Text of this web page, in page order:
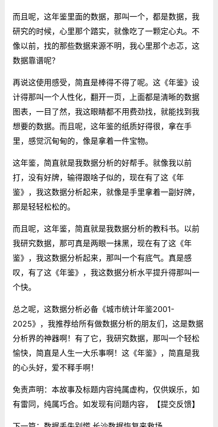
而且呢，这年鉴里面的数据，那叫一个，都是数据，我
研究的时候，心里那个踏实，就像吃了一颗定心丸。不
像以前，找的那些数据来源不明，我心里那个忐忑，这
数据靠谱呢？
再说这使用感受，简直是棒得不得了呢。这《年鉴》设
计得那叫一个人性化，翻开一页，上面都是清晰的数据
图表，一目了然，我这眼睛都不用费劲找，就能找到我
想要的数据。而且呢，这年鉴的纸质好得很，拿在手
里，感觉沉甸甸的，像是拿着一件宝物。
这年鉴，简直就是我数据分析的好帮手。就像我以前
打，没有好牌，输得跟啥子似的，现在有了这《年
鉴》，我这数据分析起来，就像是手里拿着一副好牌，
那是轻轻松松的。
而且呢，这年鉴，简直就是我数据分析的教科书。以前
我研究数据，那可真是两眼一抹黑，现在有了这《年
鉴》，我这数据分析起来，那叫一个有底气。真是感
叹，有了这《年鉴》，我这数据分析水平提升得那叫一
个快。
总之呢，这数据分析必备《城市统计年鉴2001-
2025》，我推荐给所有做数据分析的朋友们，这是数据
分析界的神器啊！有了它，我研究数据，那叫一个轻松
愉快，简直是人生一大乐事啊！这《年鉴》，简直是我
的心头好，爱不释手啊！
免责声明：本故事及标题内容纯属虚构，仅供娱乐，如
有雷同，纯属巧合。如发现有问题内容，
【提交反馈】